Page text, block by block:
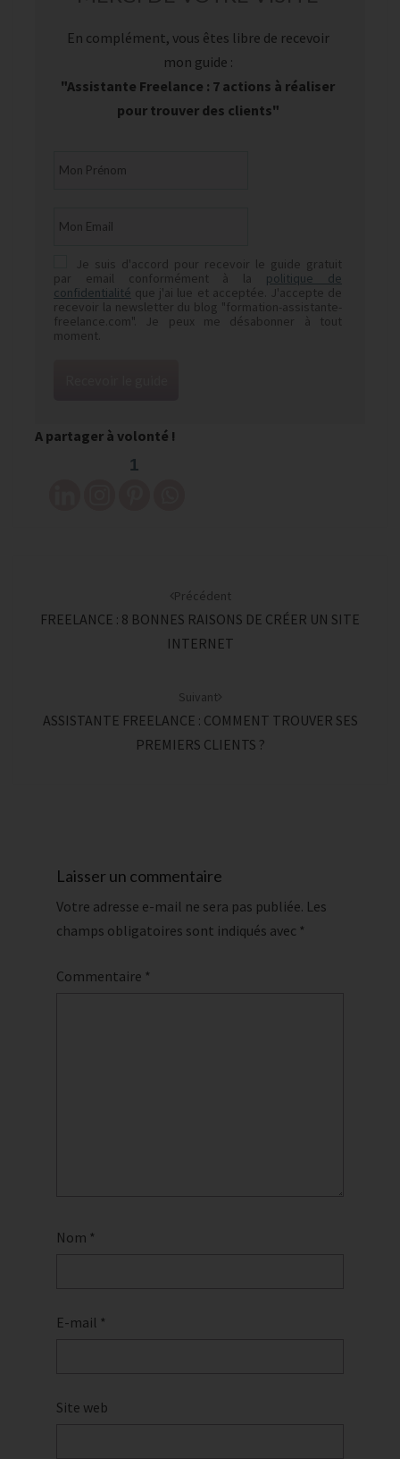
En complément, vous êtes libre de recevoir
mon guide :
"Assistante Freelance : 7 actions à réaliser
pour trouver des clients"
Je suis d'accord pour recevoir le guide gratuit
par email conformément à la politique de
confidentialité que j'ai lue et acceptée. J'accepte de
recevoir la newsletter du blog "formation-assistante-
freelance.com". Je peux me désabonner à tout
moment.
A partager à volonté !
1
Précédent
FREELANCE : 8 BONNES RAISONS DE CRÉER UN SITE
INTERNET
Suivant
ASSISTANTE FREELANCE : COMMENT TROUVER SES
PREMIERS CLIENTS ?
Laisser un commentaire
Votre adresse e-mail ne sera pas publiée. Les
champs obligatoires sont indiqués avec *
Commentaire *
Nom *
E-mail *
Site web